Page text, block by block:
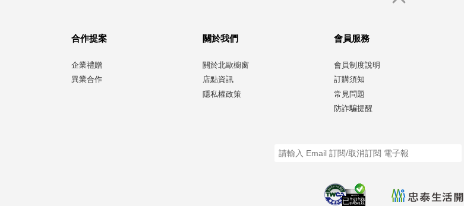
合作提案
企業禮贈
異業合作
關於我們
關於北歐櫥窗
店點資訊
隱私權政策
會員服務
會員制度說明
訂購須知
常見問題
防詐騙提醒
已認證